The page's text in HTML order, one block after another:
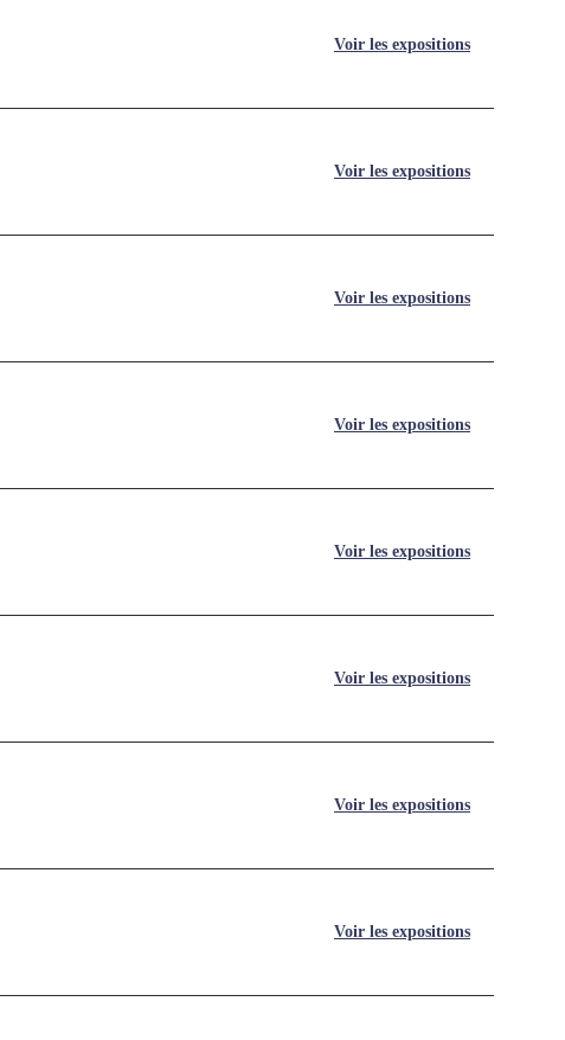
Voir les expositions
Voir les expositions
Voir les expositions
Voir les expositions
Voir les expositions
Voir les expositions
Voir les expositions
Voir les expositions